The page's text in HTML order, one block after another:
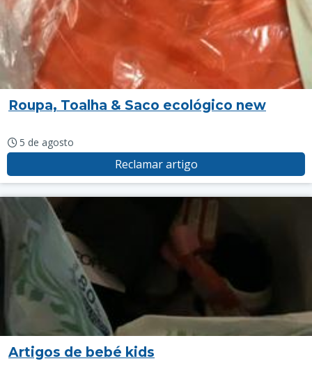
Roupa, Toalha & Saco ecológico new
5 de agosto
Reclamar artigo
Artigos de bebé kids